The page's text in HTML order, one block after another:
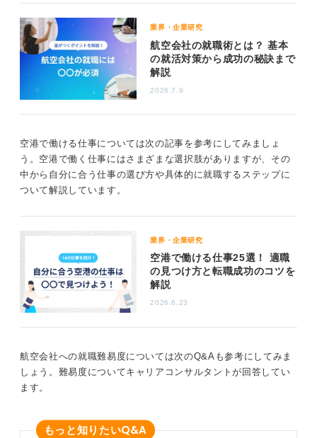
資格については、英語力が求められるため、TOEICのス
コアは有効なアピールになります。また、一般常識やマ
ナー、接遇スキルを証明できる秘書検定などの資格も有
利に働く可能性があります。
航空会社の仕事はCAやグランドスタッフ以外にも、パイ
進めていくことが大切です。
0
業界・企業研究
航空会社の就職術とは？ 基本
の就活対策から成功の秘訣まで
解説
2026.7.9
空港で働ける仕事については次の記事を参考にしてみましょ
う。空港で働く仕事にはさまざまな選択肢がありますが、その
中から自分に合う仕事の選び方や具体的に就職するステップに
ついて解説しています。
業界・企業研究
空港で働ける仕事25選！ 適職
の見つけ方と転職成功のコツを
解説
2026.6.23
航空会社への就職難易度については次のQ&Aも参考にしてみま
しょう。難易度についてキャリアコンサルタントが回答してい
ます。
もっと知りたいQ&A